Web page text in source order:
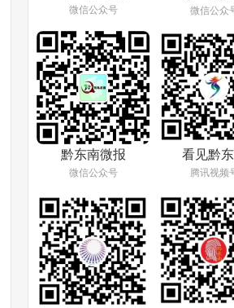
微信公众号 微信公众
黔东南微报
微信公众号
看见黔
腾讯视频